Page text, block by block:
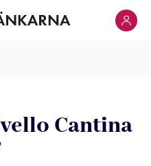
Klicka
Cantina